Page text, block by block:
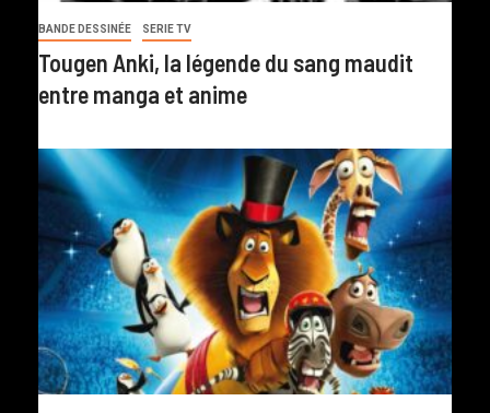
BANDE DESSINÉE SERIE TV
Tougen Anki, la légende du sang maudit
entre manga et anime